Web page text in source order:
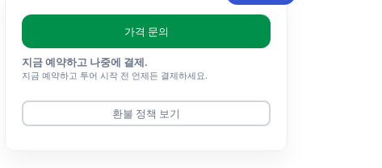
가격 문의
지금 예약하고 나중에 결제.
지금 예약하고 투어 시작 전 언제든 결제하세요.
환불 정책 보기